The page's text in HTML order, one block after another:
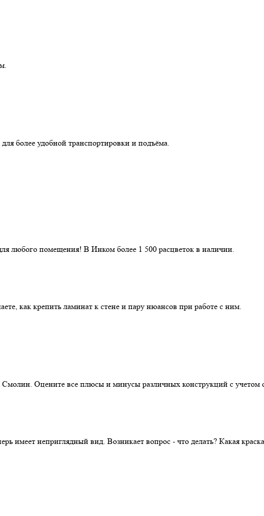
более удобной транспортировки и подъёма.
любого помещения! В Инком более 1 500 расцветок в наличии.
как крепить ламинат к стене и пару нюансов при работе с ним.
Смолин. Оцените все плюсы и минусы различных конструкций с
имеет неприглядный вид. Возникает вопрос - что делать? Какая